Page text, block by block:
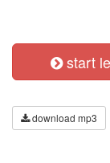
start
download mp3